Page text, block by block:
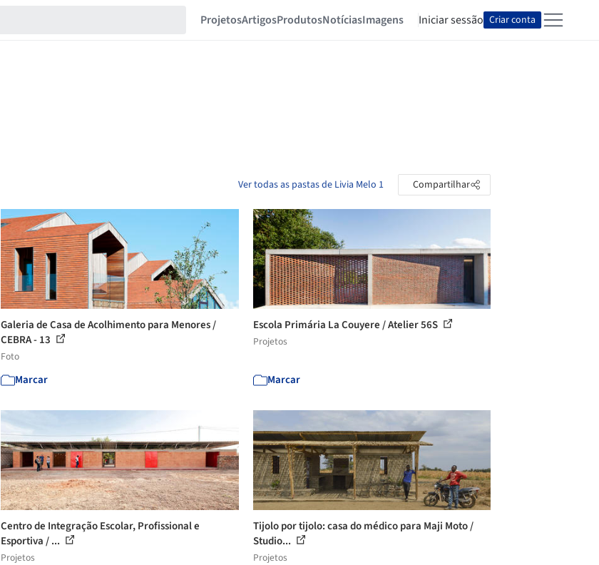
ProjetosArtigosProdutosNotíciasImagens Iniciar sessão Criar conta
Ver todas as pastas de Livia Melo 1 Compartilhar
Galeria de Casa de Acolhimento para Menores /
CEBRA - 13
Foto
Marcar
Escola Primária La Couyere / Atelier 56S
Projetos
Marcar
Centro de Integração Escolar, Profissional e
Esportiva / ...
Projetos
Tijolo por tijolo: casa do médico para Maji Moto /
Studio...
Projetos